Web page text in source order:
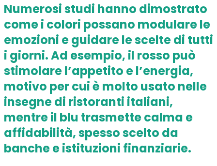
Numerosi studi hanno dimostrato
come i colori possano modulare le
emozioni e guidare le scelte di tutti
i giorni. Ad esempio, il rosso può
stimolare l’appetito e l’energia,
motivo per cui è molto usato nelle
insegne di ristoranti italiani,
mentre il blu trasmette calma e
affidabilità, spesso scelto da
banche e istituzioni finanziarie.